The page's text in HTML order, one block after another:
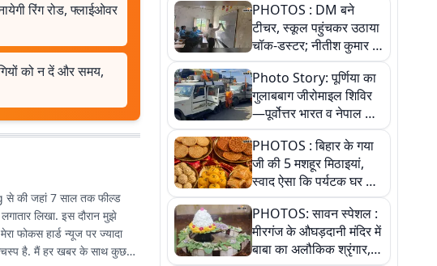
रिंग रोड, फ्लाईओवर
को न दें और समय,
से की जहां 7 साल तक फील्ड
लिखा. इस दौरान मुझे
फोकस हार्ड न्यूज पर ज्यादा
है. मैं हर खबर के साथ कुछ
PHOTOS : DM बने
टीचर, स्कूल पहुंचकर उठाया
चॉक-डस्टर; नीतीश कुमार के
इस चहेते अधिकारी को
जानिए
Photo Story: पूर्णिया का
गुलाबबाग जीरोमाइल शिविर
—पूर्वोत्तर भारत व नेपाल के
कांवरियों का प्रमुख सेवा धाम
PHOTOS : बिहार के गया
जी की 5 मशहूर मिठाइयां,
स्वाद ऐसा कि पर्यटक घर ले
जाना नहीं भूलते, तस्वीरों में
देखें
PHOTOS: सावन स्पेशल :
मीरगंज के औघड़दानी मंदिर में
बाबा का अलौकिक श्रृंगार,